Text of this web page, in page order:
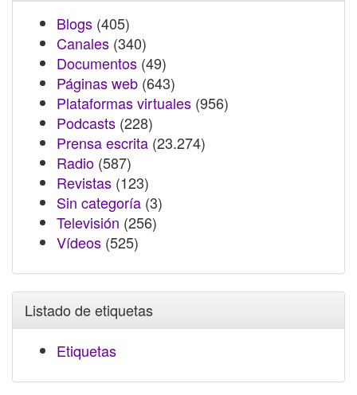
Blogs (405)
Canales (340)
Documentos (49)
Páginas web (643)
Plataformas virtuales (956)
Podcasts (228)
Prensa escrita (23.274)
Radio (587)
Revistas (123)
Sin categoría (3)
Televisión (256)
Vídeos (525)
Listado de etiquetas
Etiquetas